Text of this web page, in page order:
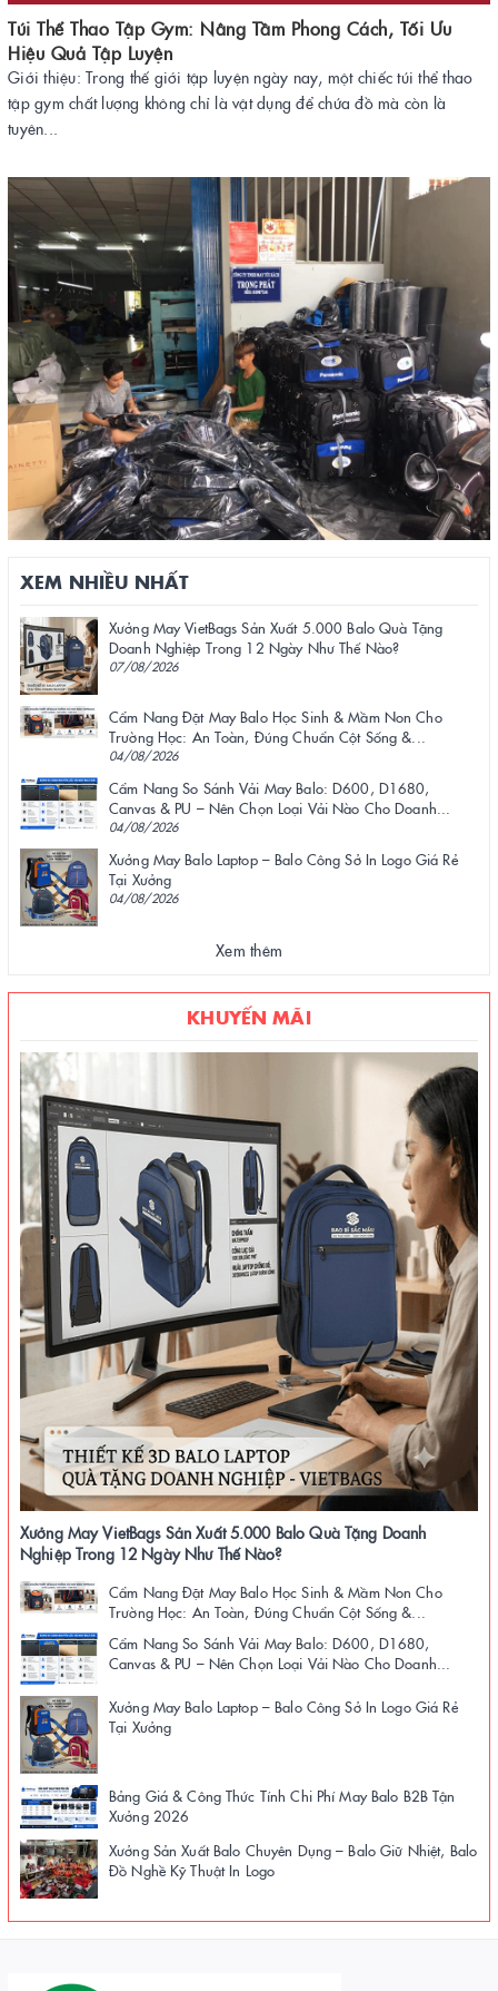
Túi Thể Thao Tập Gym: Nâng Tầm Phong Cách, Tối Ưu
Hiệu Quả Tập Luyện
Giới thiệu: Trong thế giới tập luyện ngày nay, một chiếc túi thể thao
tập gym chất lượng không chỉ là vật dụng để chứa đồ mà còn là
tuyên...
XEM NHIỀU NHẤT
Xưởng May VietBags Sản Xuất 5.000 Balo Quà Tặng
Doanh Nghiệp Trong 12 Ngày Như Thế Nào?
07/08/2026
Cẩm Nang Đặt May Balo Học Sinh & Mầm Non Cho
Trường Học: An Toàn, Đúng Chuẩn Cột Sống &...
04/08/2026
Cẩm Nang So Sánh Vải May Balo: D600, D1680,
Canvas & PU – Nên Chọn Loại Vải Nào Cho Doanh...
04/08/2026
Xưởng May Balo Laptop – Balo Công Sở In Logo Giá Rẻ
Tại Xưởng
04/08/2026
Xem thêm
KHUYẾN MÃI
Xưởng May VietBags Sản Xuất 5.000 Balo Quà Tặng Doanh
Nghiệp Trong 12 Ngày Như Thế Nào?
Cẩm Nang Đặt May Balo Học Sinh & Mầm Non Cho
Trường Học: An Toàn, Đúng Chuẩn Cột Sống &...
Cẩm Nang So Sánh Vải May Balo: D600, D1680,
Canvas & PU – Nên Chọn Loại Vải Nào Cho Doanh...
Xưởng May Balo Laptop – Balo Công Sở In Logo Giá Rẻ
Tại Xưởng
Bảng Giá & Công Thức Tính Chi Phí May Balo B2B Tận
Xưởng 2026
Xưởng Sản Xuất Balo Chuyên Dụng – Balo Giữ Nhiệt, Balo
Đồ Nghề Kỹ Thuật In Logo